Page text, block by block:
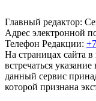
Главный редактор:
Адрес электронной
Телефон Редакции:
На страницах сайта
встречаться
данный сервис
которой признана